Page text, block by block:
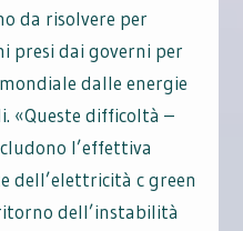
da risolvere per
presi dai governi per
dalle energie
«Queste difficoltà –
l’effettiva
dell’elettricità c green
dell’instabilità